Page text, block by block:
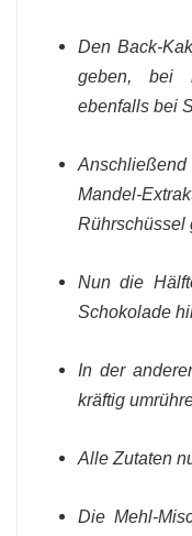
Den Back-
geben, bei
ebenfalls bei
Mandel-
Rührschüssel
Nun die
Schokolade
In der
kräftig
Alle Zutaten
Die Mehl-